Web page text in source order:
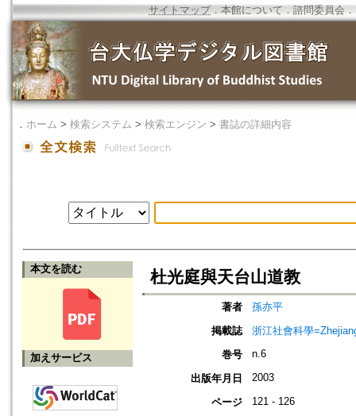
サイトマップ．本館について ． 諮問委員会 ．
． ホーム > 検索システム > 検索エンジン > 書誌の詳細内容
本文を読む
加えサービス
杜光庭與天台山道教
著者
孫亦平
掲載誌
浙江社會科學
巻号
n.6
出版年月日 2003
ページ 121 - 126